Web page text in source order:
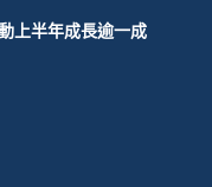
上半年成長逾一成